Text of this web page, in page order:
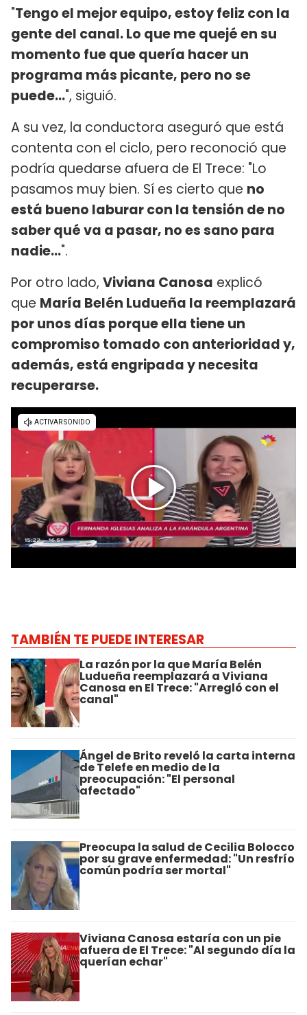
"Tengo el mejor equipo, estoy feliz con la
gente del canal. Lo que me quejé en su
momento fue que quería hacer un
programa más picante, pero no se
puede...", siguió.
A su vez, la conductora aseguró que está
contenta con el ciclo, pero reconoció que
podría quedarse afuera de El Trece: "Lo
pasamos muy bien. Sí es cierto que no
está bueno laburar con la tensión de no
saber qué va a pasar, no es sano para
nadie...".
Por otro lado, Viviana Canosa explicó
que María Belén Ludueña la reemplazará
por unos días porque ella tiene un
compromiso tomado con anterioridad y,
además, está engripada y necesita
recuperarse.
TAMBIÉN TE PUEDE INTERESAR
La razón por la que María Belén
Ludueña reemplazará a Viviana
Canosa en El Trece: "Arregló con el
canal"
Ángel de Brito reveló la carta interna
de Telefe en medio de la
preocupación: "El personal
afectado"
Preocupa la salud de Cecilia Bolocco
por su grave enfermedad: "Un resfrío
común podría ser mortal"
Viviana Canosa estaría con un pie
afuera de El Trece: "Al segundo día la
querían echar"